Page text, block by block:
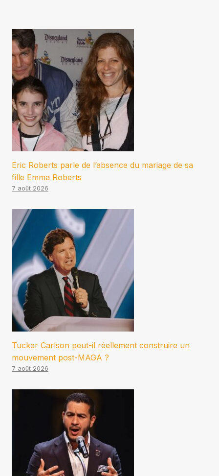
Eric Roberts parle de l’absence du mariage de sa
fille Emma Roberts
7 août 2026
Tucker Carlson peut-il réellement construire un
mouvement post-MAGA ?
7 août 2026